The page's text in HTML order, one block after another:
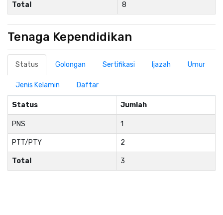
Total 8
Tenaga Kependidikan
Status Golongan Sertifikasi Ijazah Umur
Jenis Kelamin Daftar
Status Jumlah
PNS 1
PTT/PTY 2
Total 3